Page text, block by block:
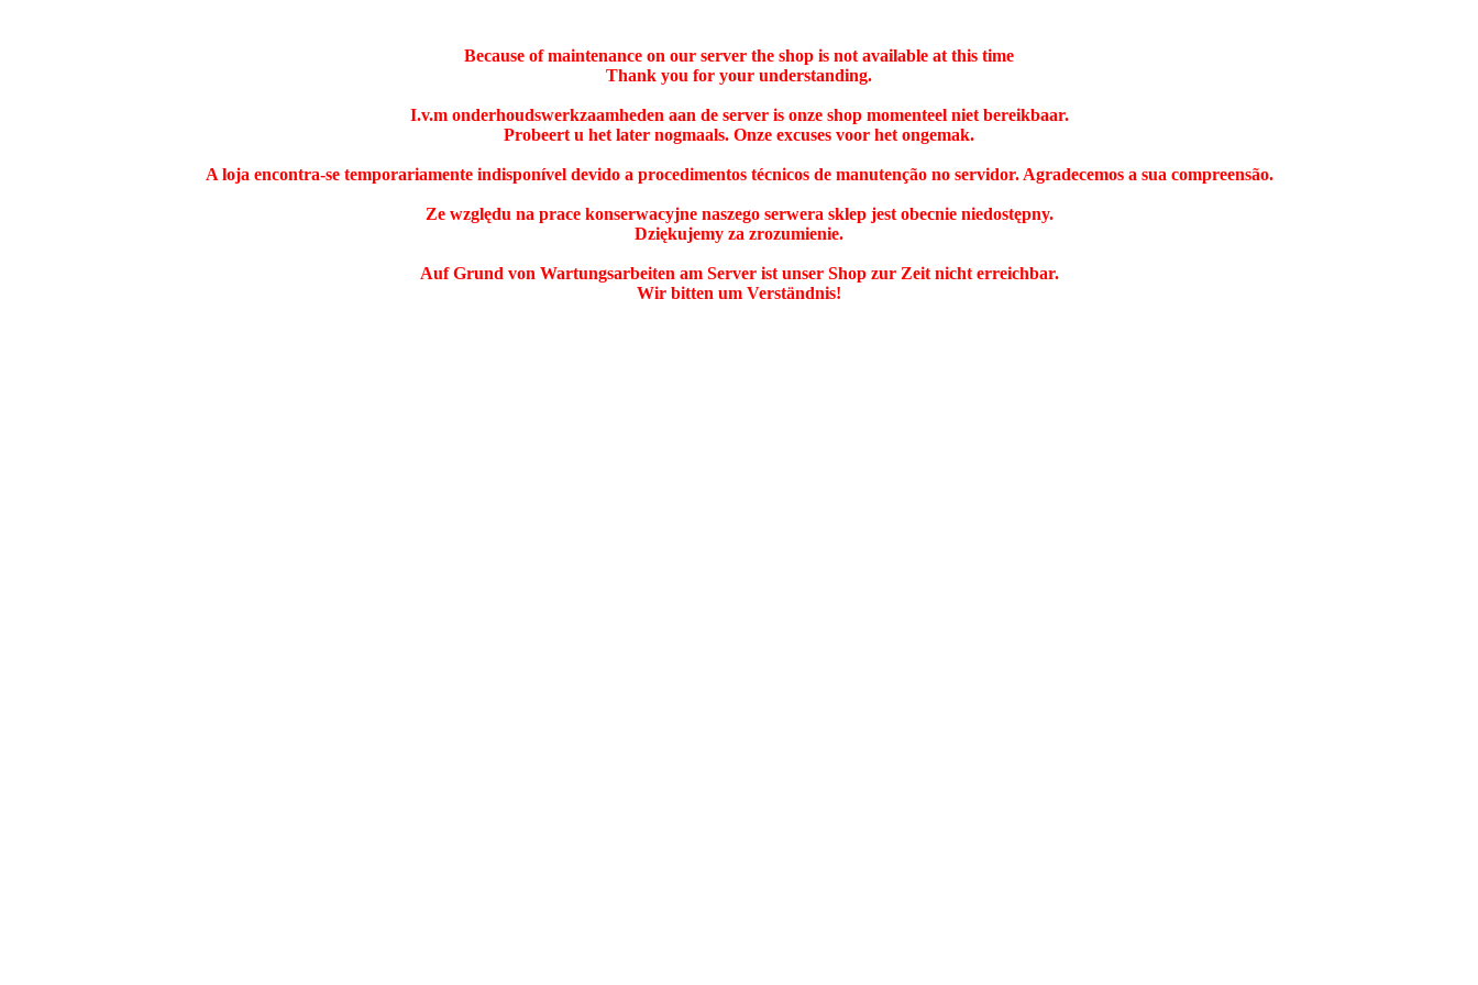
Because of maintenance on our server the shop is not available at this time
Thank you for your understanding.
I.v.m onderhoudswerkzaamheden aan de server is onze shop momenteel niet bereikbaar.
Probeert u het later nogmaals. Onze excuses voor het ongemak.
A loja encontra-se temporariamente indisponível devido a procedimentos técnicos de manutenção no servidor. Agradecemos a sua compreensão.
Ze względu na prace konserwacyjne naszego serwera sklep jest obecnie niedostępny.
Dziękujemy za zrozumienie.
Auf Grund von Wartungsarbeiten am Server ist unser Shop zur Zeit nicht erreichbar.
Wir bitten um Verständnis!